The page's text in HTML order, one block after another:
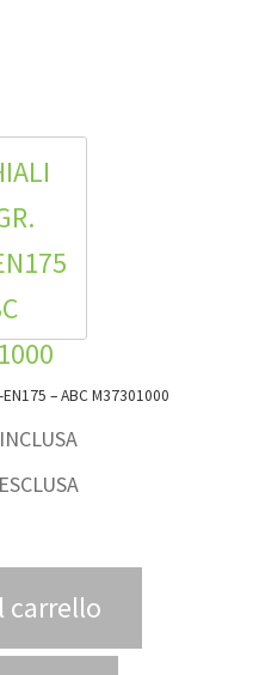
Occhiali di protezione EN166-EN175 – ABC M37301000
carrello